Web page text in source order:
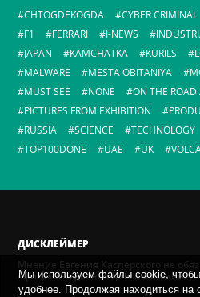
CHTOGDEKOGDA
CYBER CRIMINAL
F1
FERRARI I-NEWS
JAPAN
KAMCHATKA KURILS
MALWARE
MESTA OBITANIYA
MUST SEE
NONE
ON THE ROAD
PICTURES FROM EXHIBITION
RUSSIA
SCIENCE TECHNOLOGY
TOP100DONE
UAE UK
ДИСКЛЕЙМЕР
Мнение Евгения Касперского не
официальную позицию компании.
Мы используем файлы cookie, чтобы
удобнее. Продолжая находиться на